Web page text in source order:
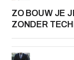
ZO BOUW JE
ZONDER